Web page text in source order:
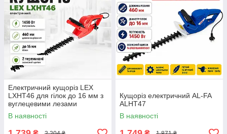
Електричний кущоріз LEX
LXHT46 для гілок до 16 мм з
вуглецевими лезами
В наявності
Кущоріз електричний AL-FA
ALHT47
В наявності